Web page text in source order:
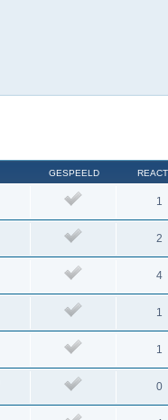
GESPEELD
1
2
4
1
1
0